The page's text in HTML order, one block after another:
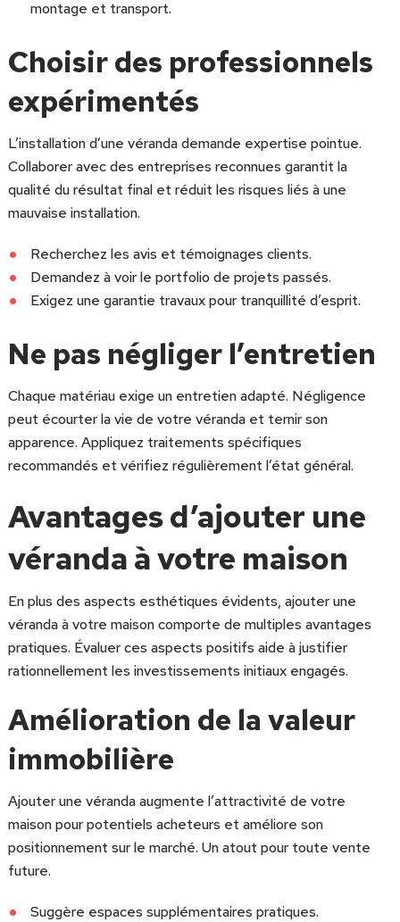
montage et transport.
Choisir des professionnels
expérimentés
L’installation d’une véranda demande expertise pointue.
Collaborer avec des entreprises reconnues garantit la
qualité du résultat final et réduit les risques liés à une
mauvaise installation.
Recherchez les avis et témoignages clients.
Demandez à voir le portfolio de projets passés.
Exigez une garantie travaux pour tranquillité d’esprit.
Ne pas négliger l’entretien
Chaque matériau exige un entretien adapté. Négligence
peut écourter la vie de votre véranda et ternir son
apparence. Appliquez traitements spécifiques
recommandés et vérifiez régulièrement l’état général.
Avantages d’ajouter une
véranda à votre maison
En plus des aspects esthétiques évidents, ajouter une
véranda à votre maison comporte de multiples avantages
pratiques. Évaluer ces aspects positifs aide à justifier
rationnellement les investissements initiaux engagés.
Amélioration de la valeur
immobilière
Ajouter une véranda augmente l’attractivité de votre
maison pour potentiels acheteurs et améliore son
positionnement sur le marché. Un atout pour toute vente
future.
Suggère espaces supplémentaires pratiques.